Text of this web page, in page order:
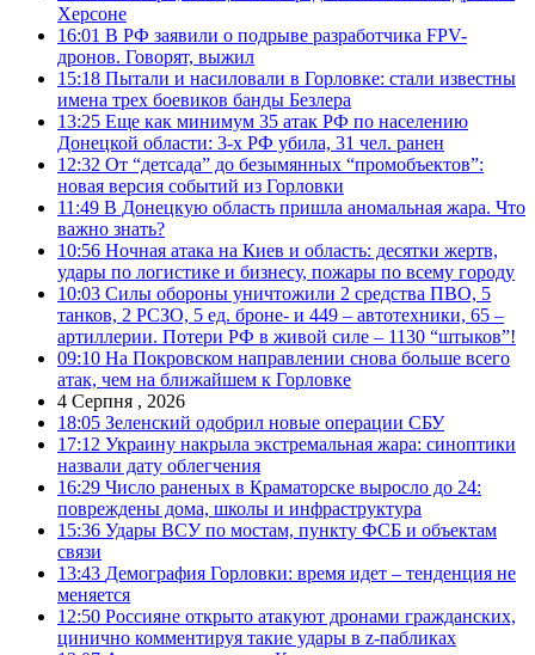
Херсоне
16:01 В РФ заявили о подрыве разработчика FPV-
дронов. Говорят, выжил
15:18 Пытали и насиловали в Горловке: стали известны
имена трех боевиков банды Безлера
13:25 Еще как минимум 35 атак РФ по населению
Донецкой области: 3-х РФ убила, 31 чел. ранен
12:32 От “детсада” до безымянных “промобъектов”:
новая версия событий из Горловки
11:49 В Донецкую область пришла аномальная жара. Что
важно знать?
10:56 Ночная атака на Киев и область: десятки жертв,
удары по логистике и бизнесу, пожары по всему городу
10:03 Силы обороны уничтожили 2 средства ПВО, 5
танков, 2 РСЗО, 5 ед. броне- и 449 – автотехники, 65 –
артиллерии. Потери РФ в живой силе – 1130 “штыков”!
09:10 На Покровском направлении снова больше всего
атак, чем на ближайшем к Горловке
4 Серпня , 2026
18:05 Зеленский одобрил новые операции СБУ
17:12 Украину накрыла экстремальная жара: синоптики
назвали дату облегчения
16:29 Число раненых в Краматорске выросло до 24:
повреждены дома, школы и инфраструктура
15:36 Удары ВСУ по мостам, пункту ФСБ и объектам
связи
13:43 Демография Горловки: время идет – тенденция не
меняется
12:50 Россияне открыто атакуют дронами гражданских,
цинично комментируя такие удары в z-пабликах